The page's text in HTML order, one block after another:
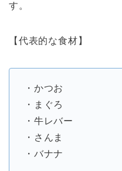
す。
【代表的な食材】
・かつお
・まぐろ
・牛レバー
・さんま
・バナナ